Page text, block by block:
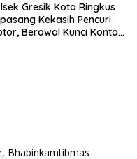
Gresik Kota Ringkus
Kekasih Pencuri
Berawal Kunci Kontak